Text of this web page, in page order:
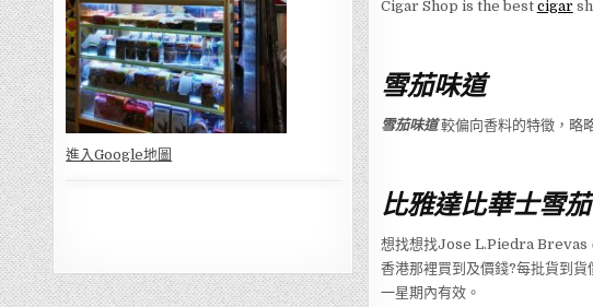
進入Google地圖
Cigar Shop is the best cigar
雪茄味道
雪茄味道較偏向香料的特徵，略
比雅達比華士雪
想找想找Jose L.Piedra Brevas
香港那裡買到及價錢?每批貨到
一星期內有效。